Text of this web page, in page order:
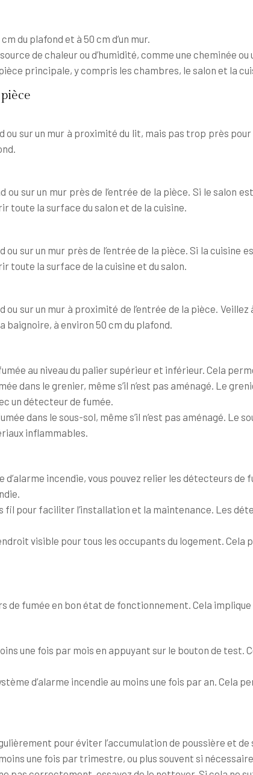
du plafond et à 50 cm d’un mur.
de chaleur ou d’humidité, comme une cheminée ou
principale, y compris les chambres, le salon et la
sur un mur à proximité du lit, mais pas trop près
sur un mur près de l’entrée de la pièce. Si le salon
toute la surface du salon et de la cuisine.
sur un mur près de l’entrée de la pièce. Si la
toute la surface de la cuisine et du salon.
sur un mur à proximité de l’entrée de la pièce. Veillez
baignoire, à environ 50 cm du plafond.
au niveau du palier supérieur et inférieur. Cela
dans le grenier, même s’il n’est pas aménagé. Le
un détecteur de fumée.
dans le sous-sol, même s’il n’est pas aménagé. Le
inflammables.
d’alarme incendie, vous pouvez relier les détecteurs
fil pour faciliter l’installation et la maintenance. Les
visible pour tous les occupants du logement.
de fumée en bon état de fonctionnement. Cela
une fois par mois en appuyant sur le bouton de test.
d’alarme incendie au moins une fois par an. Cela
pour éviter l’accumulation de poussière et
une fois par trimestre, ou plus souvent si